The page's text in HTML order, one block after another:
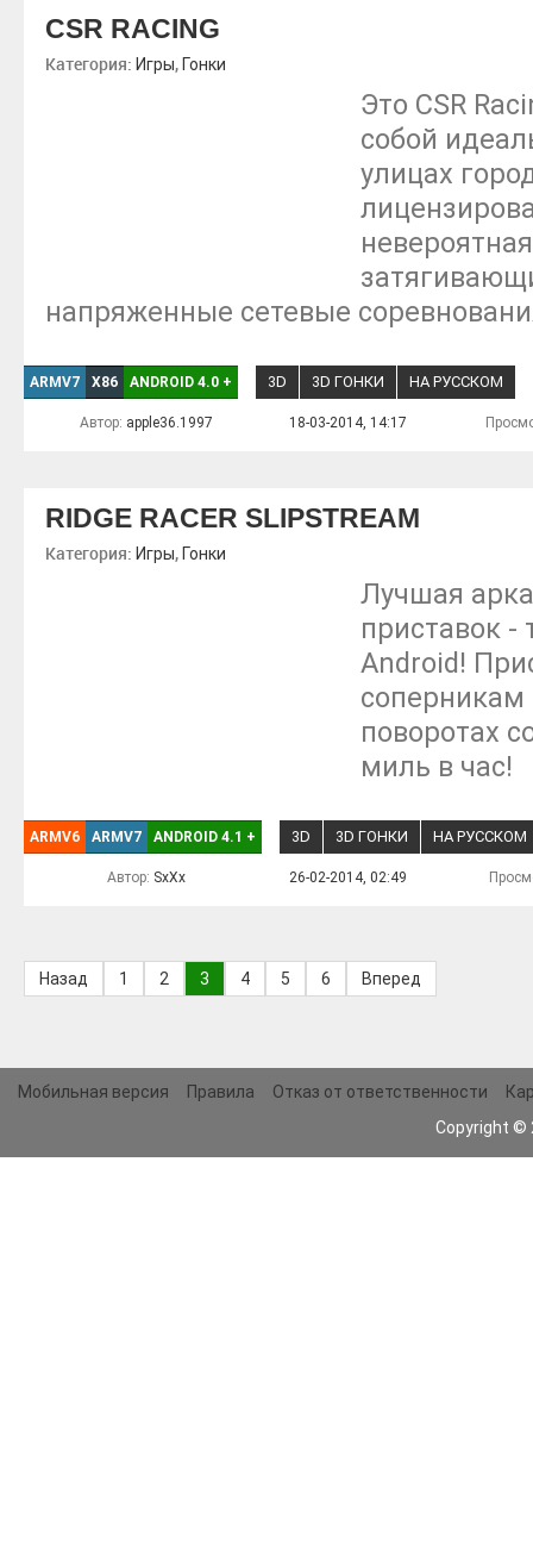
CSR RACING
Категория: Игры, Гонки
Это CSR
собой
улицах
напряженные сетевые
ARMV7 X86 ANDROID 4.0 + 3D 3D ГОНКИ НА РУССКОМ
Автор: apple36.1997 18-03-2014, 14:17
RIDGE RACER SLIPSTREAM
Категория: Игры, Гонки
Лучшая
приставок -
Android!
соперникам
поворотах
миль в час!
ARMV6 ARMV7 ANDROID 4.1 + 3D 3D ГОНКИ НА РУССКОМ
Автор: SxXx 26-02-2014, 02:49
Назад 1 2 3 4 5 6 Вперед
Мобильная версия Правила Отказ от ответственности
Copyright ©